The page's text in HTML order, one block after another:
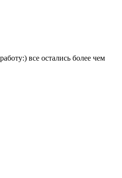
все остались более чем